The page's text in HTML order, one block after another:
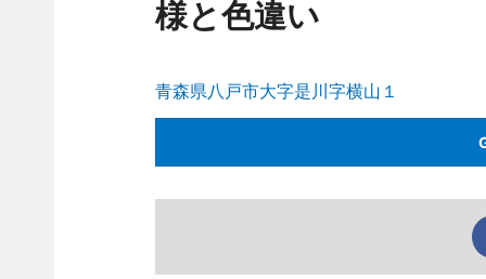
様と色違い
青森県八戸市大字是川字横山１